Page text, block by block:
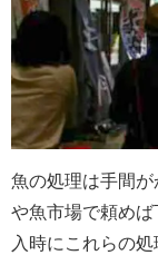
魚の処理は手間
や魚市場で頼め
入時にこれらの